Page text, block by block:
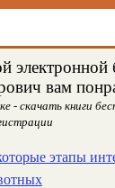
электронной
вам
скачать книги
этапы